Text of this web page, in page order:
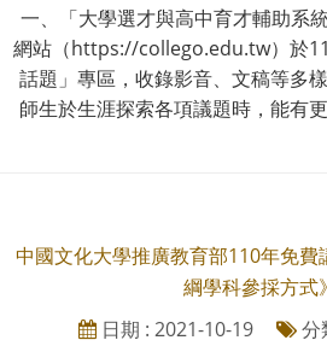
一、「大學選才與高中育才輔助系
網站（https://collego.edu.tw）於
話題」專區，收錄影音、文稿等多
師生於生涯探索各項議題時，能有
中國文化大學推廣教育部110年免
綱學科參採方式
日期 : 2021-10-19
分